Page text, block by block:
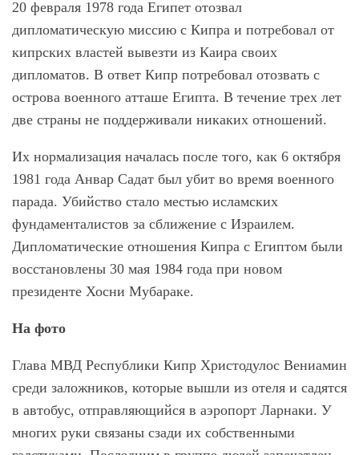
20 февраля 1978 года Египет отозвал
дипломатическую миссию с Кипра и потребовал от
кипрских властей вывезти из Каира своих
дипломатов. В ответ Кипр потребовал отозвать с
острова военного атташе Египта. В течение трех лет
две страны не поддерживали никаких отношений.
Их нормализация началась после того, как 6 октября
1981 года Анвар Садат был убит во время военного
парада. Убийство стало местью исламских
фундаменталистов за сближение с Израилем.
Дипломатические отношения Кипра с Египтом были
восстановлены 30 мая 1984 года при новом
президенте Хосни Мубараке.
На фото
Глава МВД Республики Кипр Христодулос Вениамин
среди заложников, которые вышли из отеля и садятся
в автобус, отправляющийся в аэропорт Ларнаки. У
многих руки связаны сзади их собственными